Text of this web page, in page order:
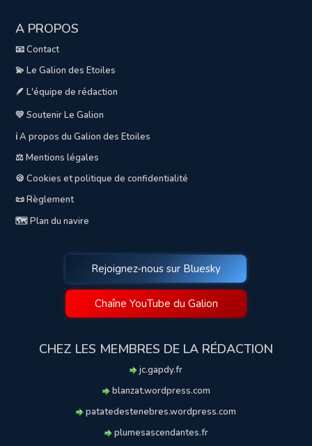
A PROPOS
📧 Contact
💫 Le Galion des Etoiles
🪶 L'équipe de rédaction
💛 Soutenir Le Galion
ℹ️ A propos du Galion des Etoiles
⚖️ Mentions légales
🍪 Cookies et politique de confidentialité
📜 Règlement
🗺️ Plan du navire
Rejoignez-nous sur Bluesky
Chaîne YouTube du Galion
CHEZ LES MEMBRES DE LA RÉDACTION
jc.gapdy.fr
blanzat.wordpress.com
patatedestenebres.wordpress.com
plumesascendantes.fr